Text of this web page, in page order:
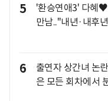
5
'환승연애3' 다혜
만남.."내년·내후
6
출연자 상간녀 논
은 모든 회차에서